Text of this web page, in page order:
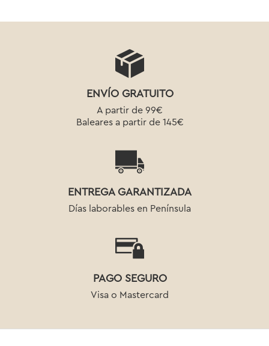
ENVÍO GRATUITO
A partir de 99€
Baleares a partir de 145€
ENTREGA GARANTIZADA
Días laborables en Península
PAGO SEGURO
Visa o Mastercard